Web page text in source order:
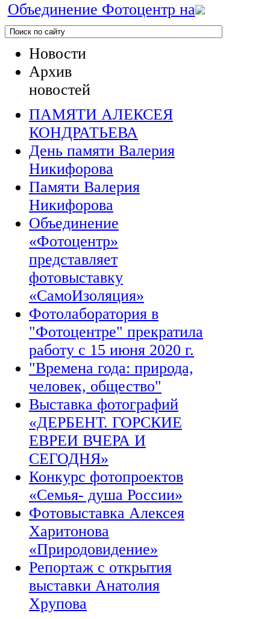
Объединение Фотоцентр на
Новости
Архив
новостей
ПАМЯТИ АЛЕКСЕЯ
КОНДРАТЬЕВА
День памяти Валерия
Никифорова
Памяти Валерия
Никифорова
Объединение
«Фотоцентр»
представляет
фотовыставку
«СамоИзоляция»
Фотолаборатория в
"Фотоцентре" прекратила
работу с 15 июня 2020 г.
"Времена года: природа,
человек, общество"
Выставка фотографий
«ДЕРБЕНТ. ГОРСКИЕ
ЕВРЕИ ВЧЕРА И
СЕГОДНЯ»
Конкурс фотопроектов
«Семья- душа России»
Фотовыставка Алексея
Харитонова
«Природовидение»
Репортаж с открытия
выставки Анатолия
Хрупова